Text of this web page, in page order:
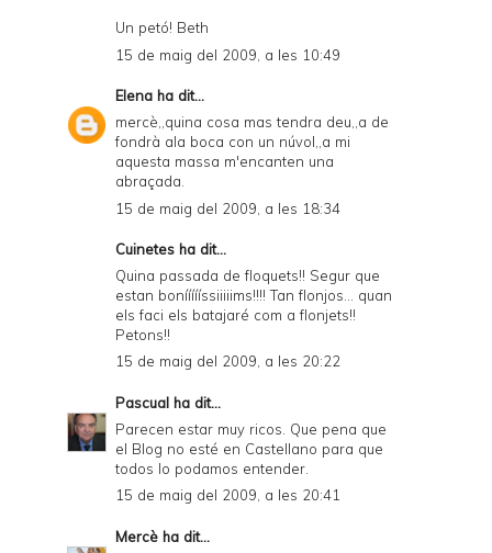
Un petó! Beth
15 de maig del 2009, a les 10:49
Elena ha dit...
mercè,,quina cosa mas tendra deu,,a de
fondrà ala boca con un núvol,,a mi
aquesta massa m'encanten una
abraçada.
15 de maig del 2009, a les 18:34
Cuinetes ha dit...
Quina passada de floquets!! Segur que
estan boníííííssiiiiims!!!! Tan flonjos... quan
els faci els batajaré com a flonjets!!
Petons!!
15 de maig del 2009, a les 20:22
Pascual ha dit...
Parecen estar muy ricos. Que pena que
el Blog no esté en Castellano para que
todos lo podamos entender.
15 de maig del 2009, a les 20:41
Mercè ha dit...